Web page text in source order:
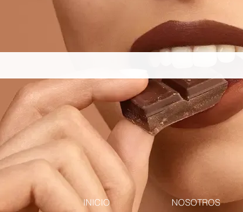
pinterest-site-verification=867dbab807973b9ac409c90f1d7cea8f
INICIO NOSOTROS